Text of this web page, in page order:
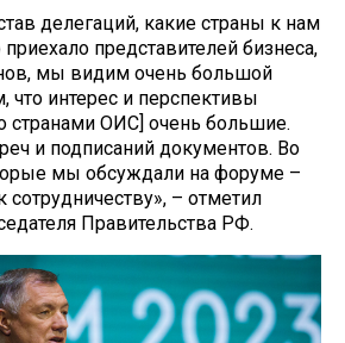
делегаций, какие страны к нам
представителей бизнеса,
мы видим очень большой
что интерес и перспективы
странами ОИС] очень большие.
и подписаний документов. Во
мы обсуждали на форуме –
– отметил
Правительства РФ.